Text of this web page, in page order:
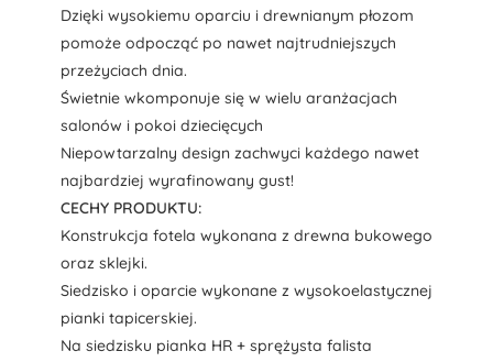
Dzięki wysokiemu oparciu i drewnianym płozom
pomoże odpocząć po nawet najtrudniejszych
przeżyciach dnia.
Świetnie wkomponuje się w wielu aranżacjach
salonów i pokoi dziecięcych
Niepowtarzalny design zachwyci każdego nawet
najbardziej wyrafinowany gust!
CECHY PRODUKTU:
Konstrukcja fotela wykonana z drewna bukowego
oraz sklejki.
Siedzisko i oparcie wykonane z wysokoelastycznej
pianki tapicerskiej.
Na siedzisku pianka HR + sprężysta falista